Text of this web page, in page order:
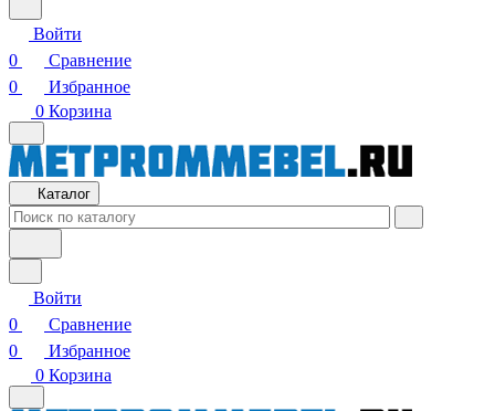
Войти
0
Сравнение
0
Избранное
0 Корзина
Каталог
Войти
0
Сравнение
0
Избранное
0 Корзина